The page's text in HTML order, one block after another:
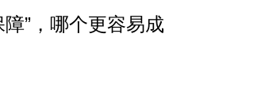
”，哪个更容易成